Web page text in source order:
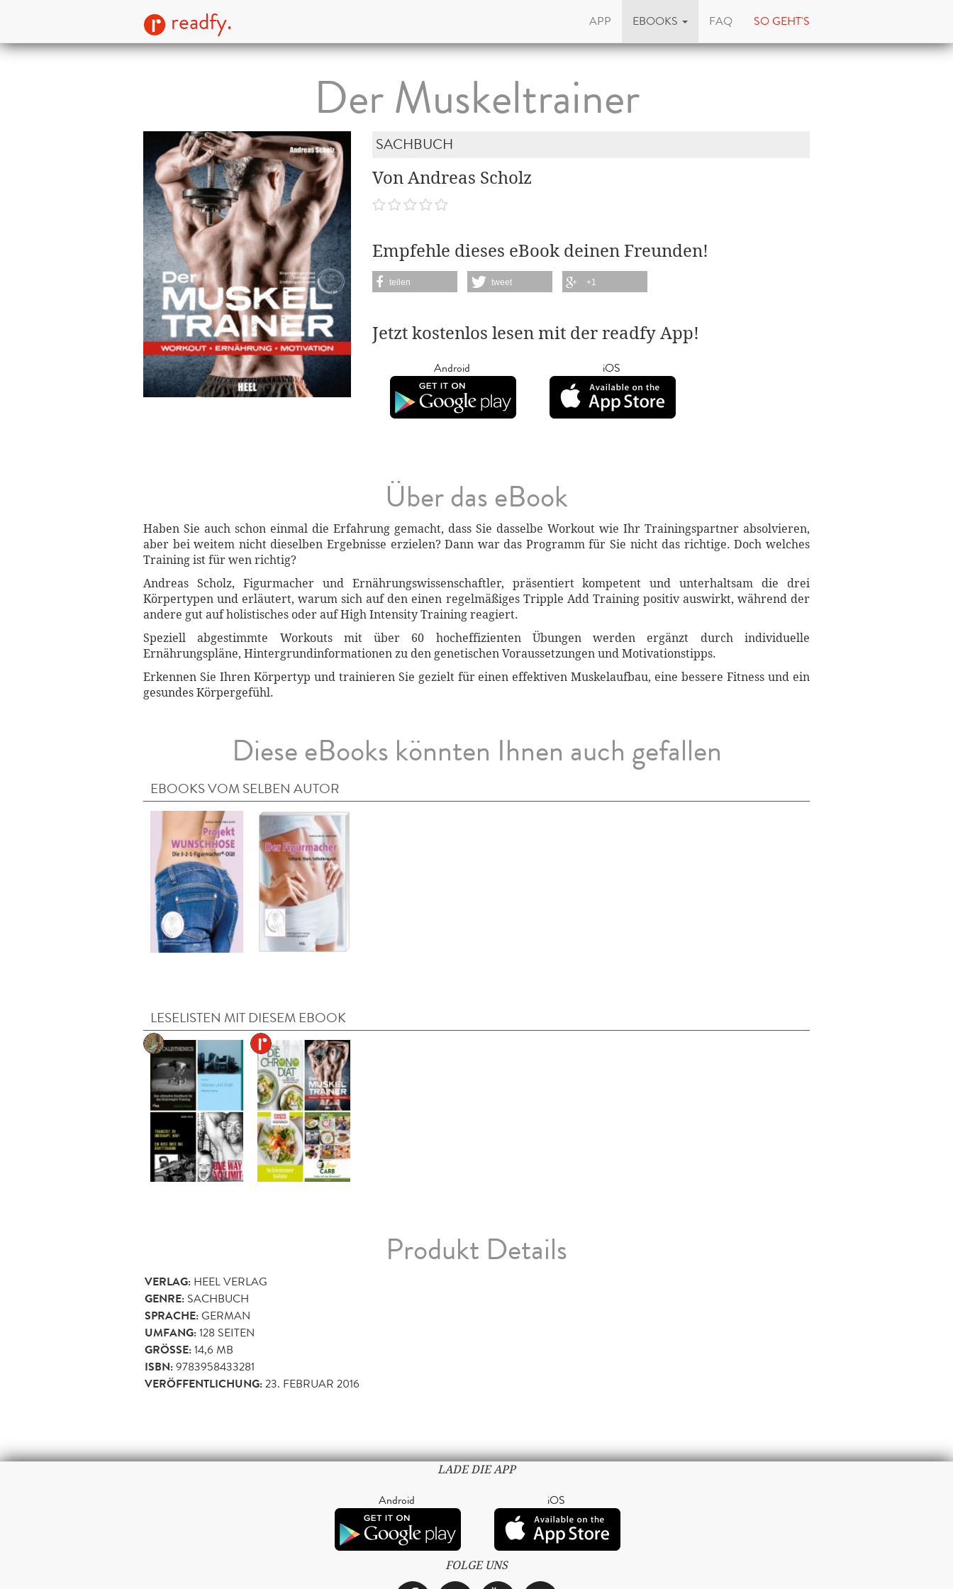
readfy. APP EBOOKS FAQ SO GEHT'S
Der Muskeltrainer
SACHBUCH
Von Andreas Scholz
Empfehle dieses eBook deinen Freunden!
teilen tweet +1
Jetzt kostenlos lesen mit der readfy App!
Android iOS
Über das eBook
Haben Sie auch schon einmal die Erfahrung gemacht, dass Sie dasselbe Workout wie Ihr Trainingspartner absolvieren,
aber bei weitem nicht dieselben Ergebnisse erzielen? Dann war das Programm für Sie nicht das richtige. Doch welches
Training ist für wen richtig?
Andreas Scholz, Figurmacher und Ernährungswissenschaftler, präsentiert kompetent und unterhaltsam die drei
Körpertypen und erläutert, warum sich auf den einen regelmäßiges Tripple Add Training positiv auswirkt, während der
andere gut auf holistisches oder auf High Intensity Training reagiert.
Speziell abgestimmte Workouts mit über 60 hocheffizienten Übungen werden ergänzt durch individuelle
Ernährungspläne, Hintergrundinformationen zu den genetischen Voraussetzungen und Motivationstipps.
Erkennen Sie Ihren Körpertyp und trainieren Sie gezielt für einen effektiven Muskelaufbau, eine bessere Fitness und ein
gesundes Körpergefühl.
Diese eBooks könnten Ihnen auch gefallen
EBOOKS VOM SELBEN AUTOR
LESELISTEN MIT DIESEM EBOOK
Produkt Details
VERLAG: HEEL VERLAG
GENRE: SACHBUCH
SPRACHE:GERMAN
UMFANG:128 SEITEN
GRÖSSE: 14,6 MB
ISBN:9783958433281
VERÖFFENTLICHUNG:23. FEBRUAR 2016
LADE DIE APP
Android iOS
FOLGE UNS